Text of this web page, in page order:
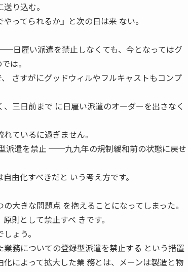
り込む。
ってられるか』と次の日は来 ない。
日雇い派遣を禁止しなくても、今となってはグ
は。
さすがにグッドウィルやフルキャストもコンプ
三日前まで に日雇い派遣のオーダーを出さなく
ているに過ぎません。
派遣を禁止 ──九九年の規制緩和前の状態に戻せ
由化すべきだと いう考え方です。
大きな問題点 を抱えることになってしまった。
則として禁止すべ きです。
ょう。
務についての登録型派遣を禁止する という措置
によって拡大した業 務とは、メーンは製造と物